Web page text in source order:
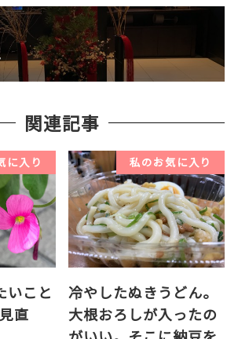
関連記事
に入り
いこと
直
私のお気に入り
冷やしたぬきうどん。
大根おろしが入ったの